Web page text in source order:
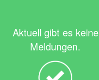
Aktuell gibt es keine
Meldungen.